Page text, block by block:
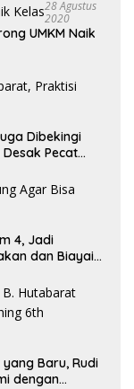
28 Agustus
2020
UMKM Naik
Dibekingi
Pecat
4, Jadi
dan Biayai
Baru, Rudi
dengan